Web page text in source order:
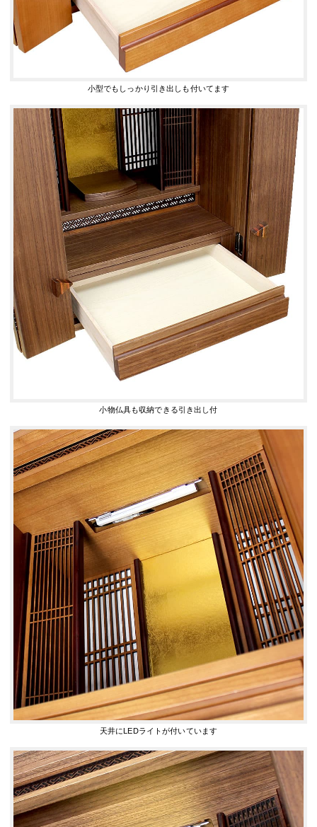
小型でもしっかり引き出しも付いてます
小物仏具も収納できる引き出し付
天井にLEDライトが付いています